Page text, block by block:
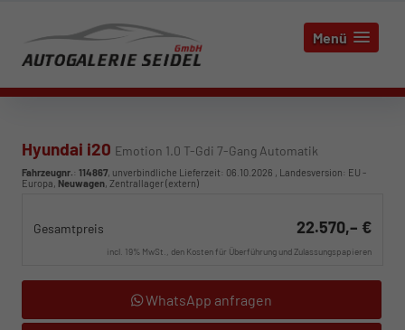
Menü
Hyundai i20 Emotion 1.0 T-Gdi 7-Gang Automatik
Fahrzeugnr.: 114867, unverbindliche Lieferzeit: 06.10.2026 , Landesversion: EU -
Europa, Neuwagen, Zentrallager (extern)
Gesamtpreis 22.570,– €
incl. 19% MwSt., den Kosten für Überführung und Zulassungspapieren
WhatsApp anfragen